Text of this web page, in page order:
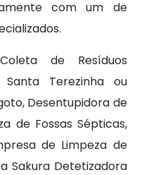
com um de
de Resíduos
Terezinha ou
Desentupidora de
de Fossas Sépticas,
de Limpeza de
Sakura Detetizadora